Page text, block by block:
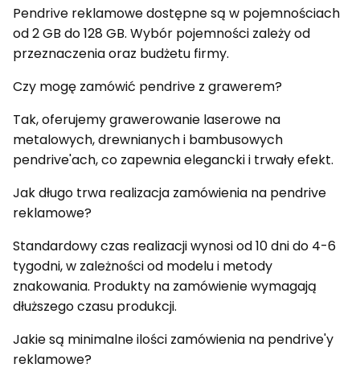
Pendrive reklamowe dostępne są w pojemnościach
od 2 GB do 128 GB. Wybór pojemności zależy od
przeznaczenia oraz budżetu firmy.
Czy mogę zamówić pendrive z grawerem?
Tak, oferujemy grawerowanie laserowe na
metalowych, drewnianych i bambusowych
pendrive'ach, co zapewnia elegancki i trwały efekt.
Jak długo trwa realizacja zamówienia na pendrive
reklamowe?
Standardowy czas realizacji wynosi od 10 dni do 4-6
tygodni, w zależności od modelu i metody
znakowania. Produkty na zamówienie wymagają
dłuższego czasu produkcji.
Jakie są minimalne ilości zamówienia na pendrive'y
reklamowe?